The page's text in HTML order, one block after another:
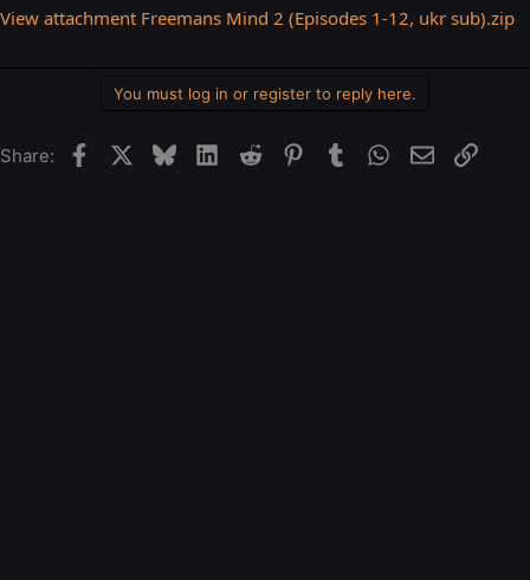
View attachment Freemans Mind 2 (Episodes 1-12, ukr sub).zip
You must log in or register to reply here.
Share: FacebookBlueskyLinkedIn
Reddit Pinterest
Tumblr WhatsApp
EmailLink